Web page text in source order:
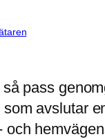
pass
avslutar
och